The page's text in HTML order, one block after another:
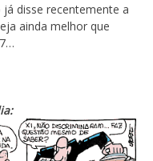
disse recentemente a
ainda melhor que